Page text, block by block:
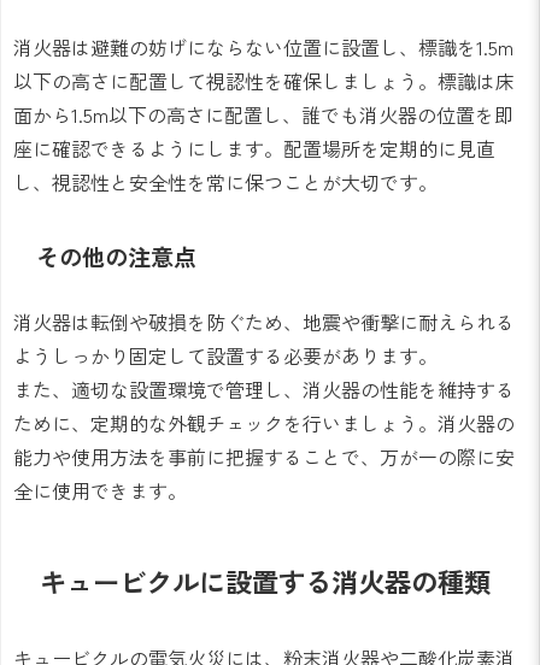
消火器は避難の妨げにならない位置に設置し、標識を1.5m
以下の高さに配置して視認性を確保しましょう。標識は床
面から1.5m以下の高さに配置し、誰でも消火器の位置を即
座に確認できるようにします。配置場所を定期的に見直
し、視認性と安全性を常に保つことが大切です。
その他の注意点
消火器は転倒や破損を防ぐため、地震や衝撃に耐えられる
ようしっかり固定して設置する必要があります。
また、適切な設置環境で管理し、消火器の性能を維持する
ために、定期的な外観チェックを行いましょう。消火器の
能力や使用方法を事前に把握することで、万が一の際に安
全に使用できます。
キュービクルに設置する消火器の種類
キュービクルの電気火災には、粉末消火器や二酸化炭素消